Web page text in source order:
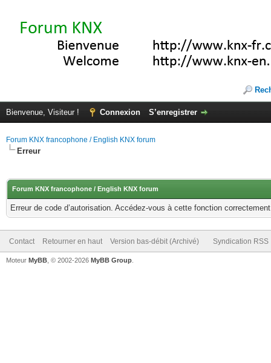
Bienvenue, Visiteur ! Connexion S’enregistrer
Forum KNX francophone / English KNX forum
Erreur
Forum KNX francophone / English KNX forum
Erreur de code d’autorisation. Accédez-vous à cette fonction
Contact Retourner en haut Version bas-débit (Archivé) Syndication RSS
Moteur MyBB , © 2002-2026 MyBB Group